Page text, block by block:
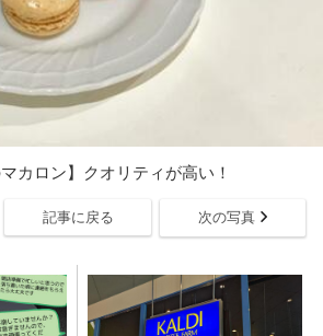
カロン】クオリティが高い！
記事に戻る 次の写真